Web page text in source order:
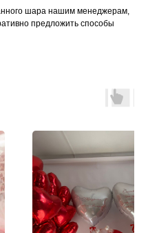
шара нашим менеджерам,
предложить способы